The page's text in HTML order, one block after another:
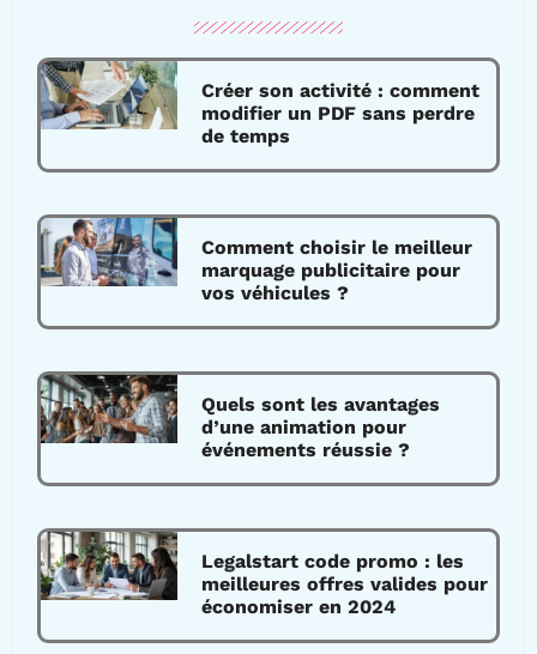
Créer son activité : comment
modifier un PDF sans perdre
de temps
Comment choisir le meilleur
marquage publicitaire pour
vos véhicules ?
Quels sont les avantages
d’une animation pour
événements réussie ?
Legalstart code promo : les
meilleures offres valides pour
économiser en 2024